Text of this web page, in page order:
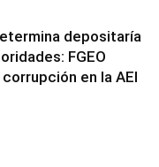
depositaría
FGEO
en la AEI